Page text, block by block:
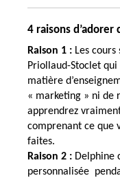
4 raisons
Raison 1 : Les
Priollaud-Stoclet
matière
« marketing » ni de
apprendrez
comprenant ce que
faites.
Raison 2 : Delphine
personnalisée